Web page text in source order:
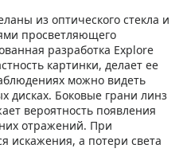
из оптического стекла и
просветляющего
разработка Explore
картинки, делает ее
можно видеть
дисках. Боковые грани линз
вероятность появления
отражений. При
искажения, а потери света